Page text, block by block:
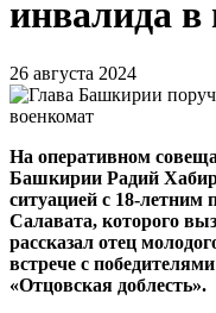
инвалида в
26 августа 2024
На оперативном
Башкирии Радий
ситуацией с 18-летним
Салавата, которого
рассказал отец
встрече с
«Отцовская доблесть».